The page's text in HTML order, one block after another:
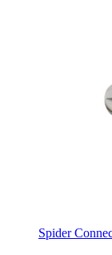
Spider